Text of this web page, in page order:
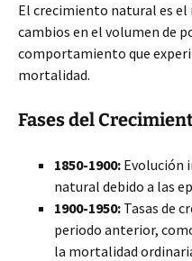
El crecimiento natural es el
cambios en el volumen de
comportamiento que
mortalidad.
Fases del
1850-1900: Evolución
natural debido a las
1900-1950: Tasas de
periodo anterior,
la mortalidad